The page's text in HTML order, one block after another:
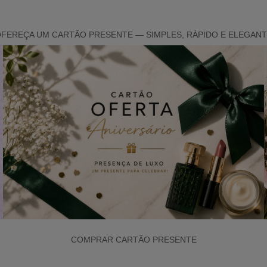
UM CARTÃO PRESENTE — SIMPLES, RÁPIDO E
COMPRAR CARTÃO PRESENTE